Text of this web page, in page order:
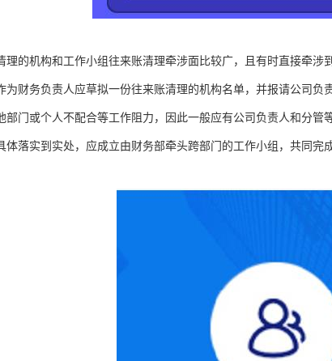
理的机构和工作小组往来账清理牵涉面比较广，且有时直接牵
为财务负责人应草拟一份往来账清理的机构名单，并报请公司
部门或个人不配合等工作阻力，因此一般应有公司负责人和分
体落实到实处，应成立由财务部牵头跨部门的工作小组，共同